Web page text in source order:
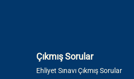
Çıkmış Sorular
Ehliyet Sınavı Çıkmış Sorular